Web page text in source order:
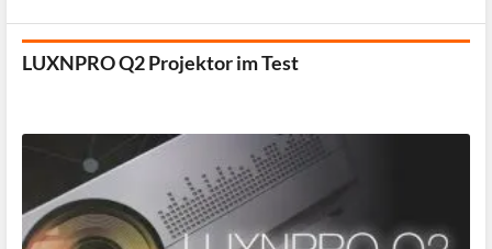
LUXNPRO Q2 Projektor im Test